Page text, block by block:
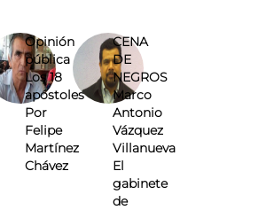
Opinión
pública
Los 18
apóstoles
Por
Felipe
Martínez
Chávez
CENA
DE
NEGROS
Marco
Antonio
Vázquez
Villanueva
El
gabinete
de